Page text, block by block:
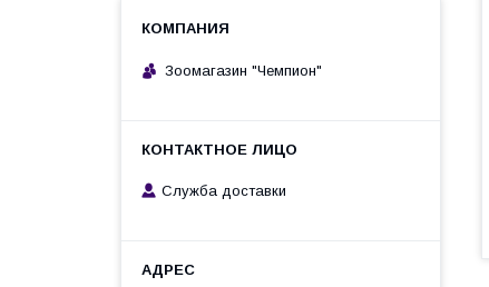
Зоомагазин "Чемпион"
Служба доставки